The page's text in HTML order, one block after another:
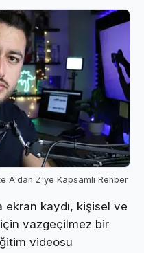
A'dan Z'ye Kapsamlı Rehber
ekran kaydı, kişisel ve
vazgeçilmez bir
videosu